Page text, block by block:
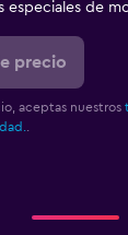
especiales de
precio
aceptas nuestros